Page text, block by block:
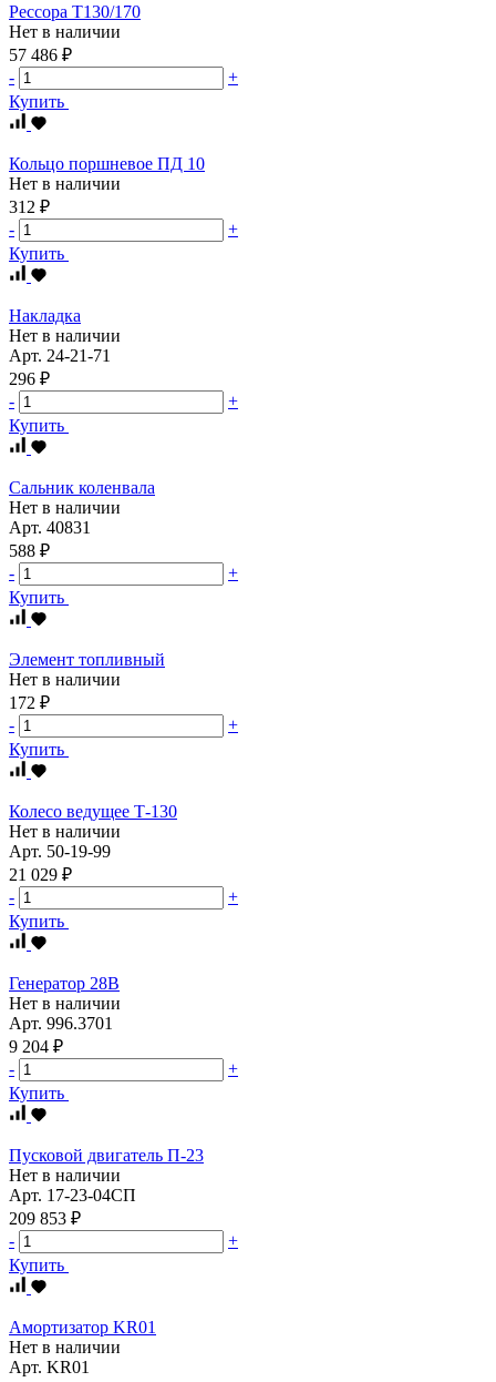
Рессора Т130/170
Нет в наличии
57 486 ₽
-
+
Купить
Кольцо поршневое ПД 10
Нет в наличии
312 ₽
-
+
Купить
Накладка
Нет в наличии
Арт. 24-21-71
296 ₽
-
+
Купить
Сальник коленвала
Нет в наличии
Арт. 40831
588 ₽
-
+
Купить
Элемент топливный
Нет в наличии
172 ₽
-
+
Купить
Колесо ведущее Т-130
Нет в наличии
Арт. 50-19-99
21 029 ₽
-
+
Купить
Генератор 28В
Нет в наличии
Арт. 996.3701
9 204 ₽
-
+
Купить
Пусковой двигатель П-23
Нет в наличии
Арт. 17-23-04СП
209 853 ₽
-
+
Купить
Амортизатор KR01
Нет в наличии
Арт. KR01